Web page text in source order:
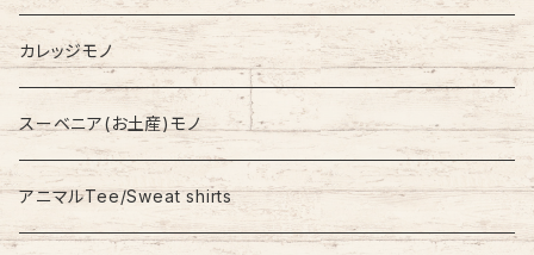
Jacket
Nylon Jacket
Stadium Jumper
NAUTICA
NIKE
RALPH LAUREN
カレッジモノ
スーベニア(お土産)モノ
アニマルTee/Sweat shirts